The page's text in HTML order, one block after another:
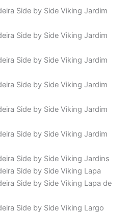
Side by Side Viking Jardim
Side by Side Viking Jardim
Side by Side Viking Jardim
Side by Side Viking Jardim
Side by Side Viking Jardim
Side by Side Viking Jardim
Side by Side Viking Jardins
Side by Side Viking Lapa
Side by Side Viking Lapa de
Side by Side Viking Largo